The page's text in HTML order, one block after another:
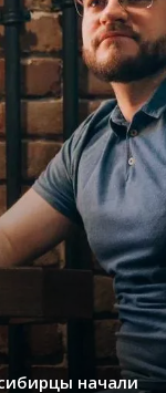
начали